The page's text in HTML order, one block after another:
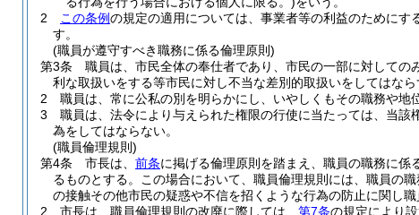
2
この条例の規定の適用については、事業者等の利益のためにす
す。
(職員が遵守すべき職務に係る倫理原則)
第3条
職員は、市民全体の奉仕者であり、市民の一部に対して
利な取扱いをする等市民に対し不当な差別的取扱いをしてはな
2
職員は、常に公私の別を明らかにし、いやしくもその職務や地
3
職員は、法令により与えられた権限の行使に当たっては、当
為をしてはならない。
(職員倫理規則)
第4条
市長は、 前条に掲げる倫理原則を踏まえ、職員の職務に係
るものとする。
この場合において、職員倫理規則には、職員の
の接触その他市民の疑惑や不信を招くような行為の防止に関し
2
市長は、職員倫理規則の改廃に際しては、 第7条の規定により